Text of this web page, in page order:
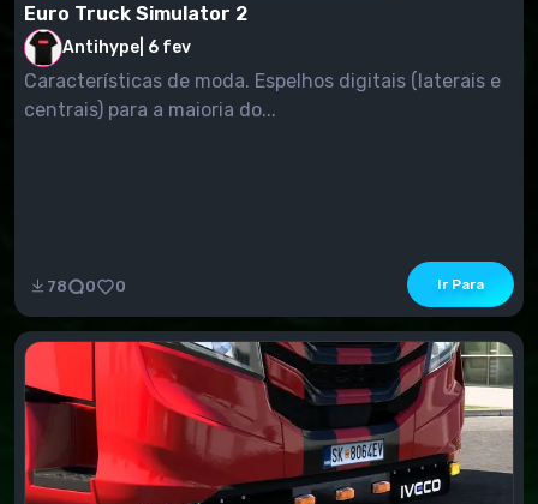
Euro Truck Simulator 2
Antihype 6 fev
Características de moda. Espelhos digitais (laterais e
centrais) para a maioria do...
78 0 0 Ir Para